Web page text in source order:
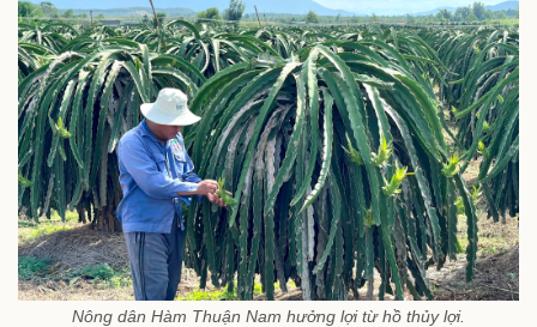
Nông dân Hàm Thuận Nam hưởng lợi từ hồ thủy lợi.